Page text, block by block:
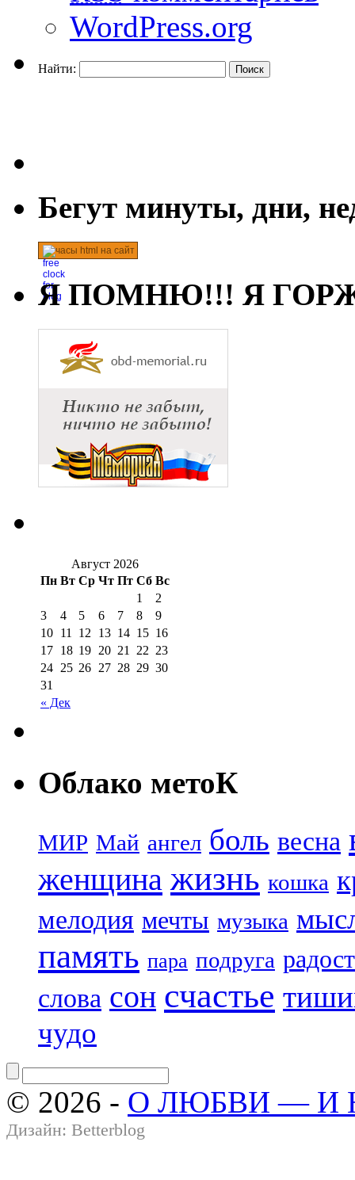
WordPress.org
Найти:
Бегут минуты, дни,
часы html на сайт
Я ПОМНЮ!!! Я
Август 2026
Пн Вт Ср Чт Пт Сб Вс
« Дек
1
2
3
4 5 6 7 8
9
10 11 12 13 14 15 16
17 18 19 20 21 22 23
24 25 26 27 28 29 30
31
Облако метоК
МИР Май ангел боль весна
женщина жизнь кошка
мелодия мечты музыка
память пара подруга
слова сон счастье
чудо
© 2026 - О ЛЮБВИ — И
Дизайн: Betterblog